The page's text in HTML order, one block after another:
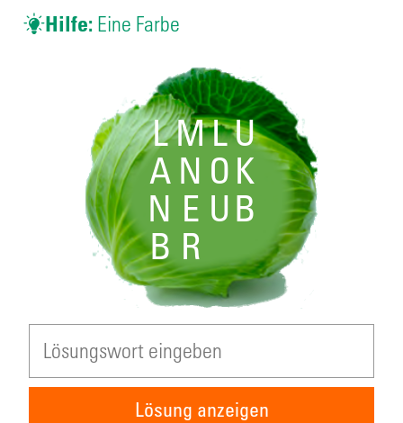
Hilfe: Eine Farbe
LMLU
A N O K
N E UB
B R
Lösung anzeigen